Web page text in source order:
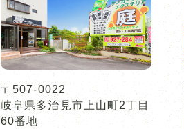
〒507-0022
岐阜県多治見市上山町2丁目
60番地